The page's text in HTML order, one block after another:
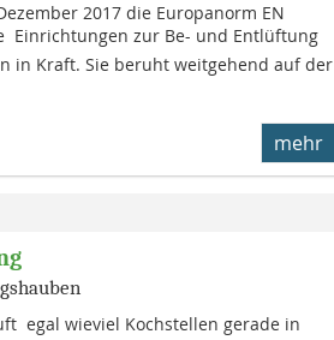
2017 die Europanorm EN
 Einrichtungen zur Be- und Entlüftung
in Kraft. Sie beruht weitgehend auf der
mehr
 egal wieviel Kochstellen gerade in